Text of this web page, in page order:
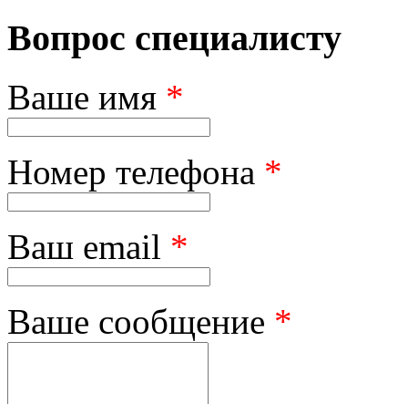
Вопрос специалисту
Ваше имя *
Номер телефона *
Ваш email *
Ваше сообщение *